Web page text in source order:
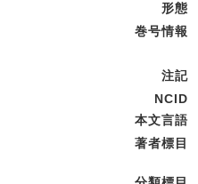
形態
巻号情報
注記
NCID
本文言語
著者標目